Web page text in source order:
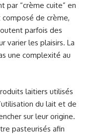
par “crème cuite” en
de crème,
parfois des
varier les plaisirs. La
une complexité au
laitiers utilisés
du lait et de
sur leur origine.
pasteurisés afin